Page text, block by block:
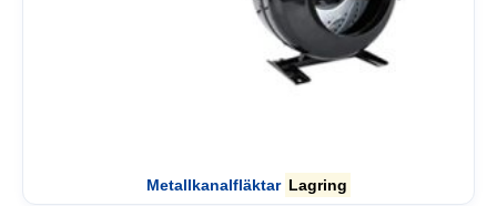
Metallkanalfläktar Lagring